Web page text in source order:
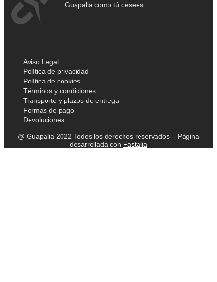
Guapalia como tú desees.
Aviso Legal
Política de privacidad
Política de cookies
Términos y condiciones
Transporte y plazos de entrega
Formas de pago
Devoluciones
@ Guapalia 2022 Todos los derechos reservados - Página
desarrollada con Fastalia